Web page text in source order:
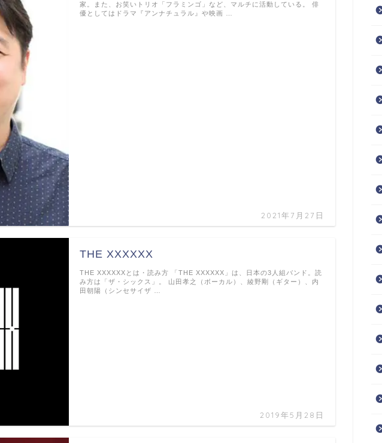
2021年7月27日
家。また、お笑いトリオ「フラミンゴ」など、マルチに活動している。 俳
優としてはドラマ『アンナチュラル』や映画 …
THE XXXXXX
2019年5月28日
THE XXXXXXとは・読み方 「THE XXXXXX」は、日本の3人組バンド。読
み方は「ザ・シックス」。 山田孝之（ボーカル）、綾野剛（ギター）、内
田朝陽（シンセサイザ …